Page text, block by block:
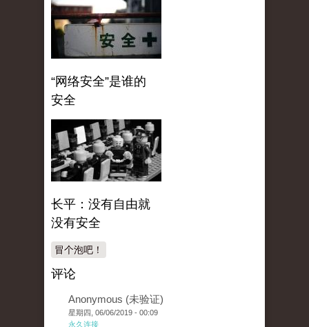
“网络安全”是谁的
安全
长平：没有自由就
没有安全
冒个泡吧！
评论
Anonymous (未验证)
星期四, 06/06/2019 - 00:09
永久连接